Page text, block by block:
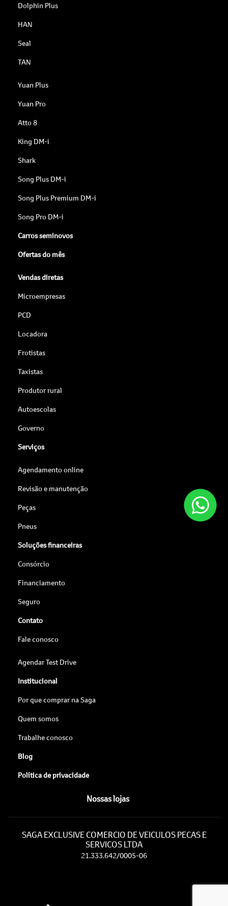
Dolphin Plus
HAN
Seal
TAN
Yuan Plus
Yuan Pro
Atto 8
King DM-i
Shark
Song Plus DM-i
Song Plus Premium DM-i
Song Pro DM-i
Carros seminovos
Ofertas do mês
Vendas diretas
Microempresas
PCD
Locadora
Frotistas
Taxistas
Produtor rural
Autoescolas
Governo
Serviços
Agendamento online
Revisão e manutenção
Peças
Pneus
Soluções financeiras
Consórcio
Financiamento
Seguro
Contato
Fale conosco
Agendar Test Drive
Institucional
Por que comprar na Saga
Quem somos
Trabalhe conosco
Blog
Política de privacidade
Nossas lojas
SAGA EXCLUSIVE COMERCIO DE VEICULOS PECAS E
SERVICOS LTDA
21.333.642/0005-06